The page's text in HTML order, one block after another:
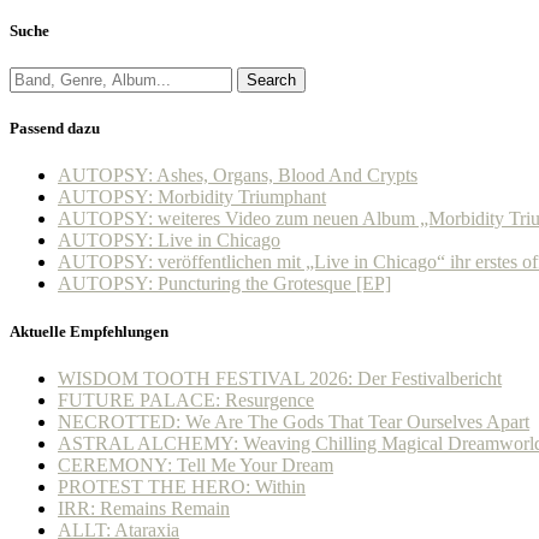
Suche
Search
Passend dazu
AUTOPSY: Ashes, Organs, Blood And Crypts
AUTOPSY: Morbidity Triumphant
AUTOPSY: weiteres Video zum neuen Album „Morbidity
AUTOPSY: Live in Chicago
AUTOPSY: veröffentlichen mit „Live in Chicago“ ihr erstes
AUTOPSY: Puncturing the Grotesque [EP]
Aktuelle Empfehlungen
WISDOM TOOTH FESTIVAL 2026: Der Festivalbericht
FUTURE PALACE: Resurgence
NECROTTED: We Are The Gods That Tear Ourselves Apart
ASTRAL ALCHEMY: Weaving Chilling Magical
CEREMONY: Tell Me Your Dream
PROTEST THE HERO: Within
IRR: Remains Remain
ALLT: Ataraxia